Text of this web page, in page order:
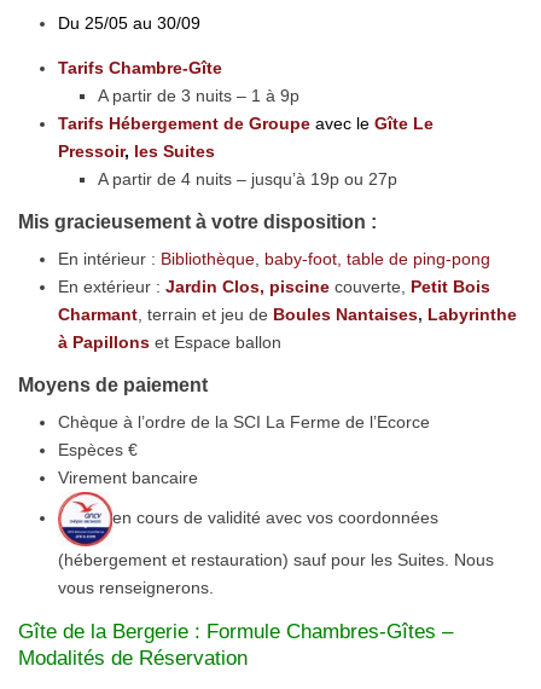
Du 25/05 au 30/09
Tarifs Chambre-Gîte
A partir de 3 nuits – 1 à 9p
Tarifs Hébergement de Groupe avec leGîte Le
Pressoir, les Suites
A partir de 4 nuits – jusqu’à 19p ou 27p
Mis gracieusement à votre disposition :
En intérieur : Bibliothèque, baby-foot, table de ping-pong
En extérieur : Jardin Clos, piscine couverte, Petit Bois
Charmant, terrain et jeu de Boules Nantaises, Labyrinthe
à Papillonset Espace ballon
Moyens de paiement
Chèque à l’ordre de la SCI La Ferme de l’Ecorce
Espèces €
Virement bancaire
en cours de validité avec vos coordonnées
(hébergement et restauration) sauf pour les Suites. Nous
vous renseignerons.
Gîte de la Bergerie : Formule Chambres-Gîtes –
Modalités de Réservation